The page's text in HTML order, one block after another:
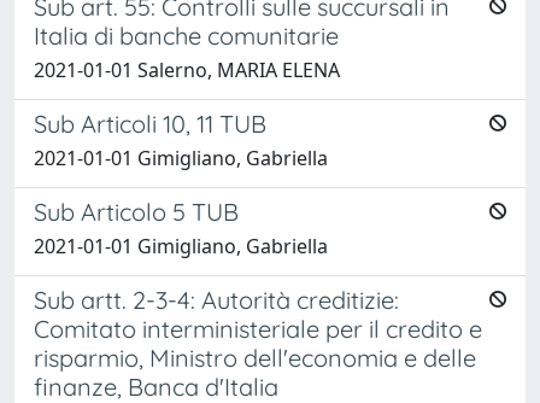
Sub art. 55: Controlli sulle succursali in
Italia di banche comunitarie
2021-01-01 Salerno, MARIA ELENA
Sub Articoli 10, 11 TUB
2021-01-01 Gimigliano, Gabriella
Sub Articolo 5 TUB
2021-01-01 Gimigliano, Gabriella
Sub artt. 2-3-4: Autorità creditizie:
Comitato interministeriale per il credito e
risparmio, Ministro dell'economia e delle
finanze, Banca d'Italia